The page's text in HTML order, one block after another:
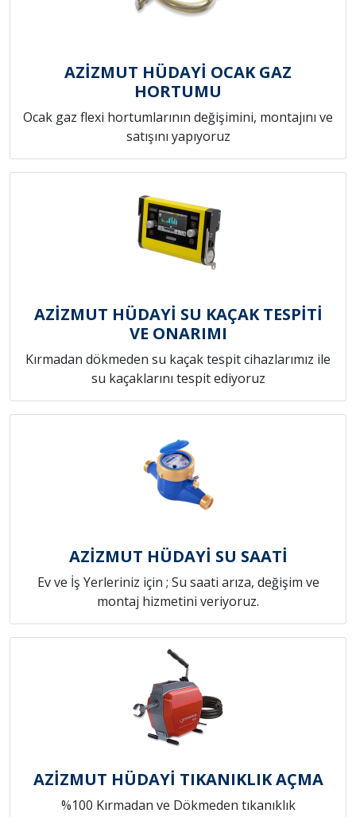
AZİZMUT HÜDAYİ OCAK GAZ
HORTUMU
Ocak gaz flexi hortumlarının değişimini, montajını ve
satışını yapıyoruz
AZİZMUT HÜDAYİ SU KAÇAK TESPİTİ
VE ONARIMI
Kırmadan dökmeden su kaçak tespit cihazlarımız ile
su kaçaklarını tespit ediyoruz
AZİZMUT HÜDAYİ SU SAATİ
Ev ve İş Yerleriniz için ; Su saati arıza, değişim ve
montaj hizmetini veriyoruz.
AZİZMUT HÜDAYİ TIKANIKLIK AÇMA
%100 Kırmadan ve Dökmeden tıkanıklık